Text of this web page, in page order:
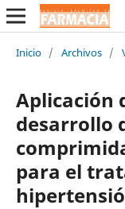
Inicio / Archivos /
Aplicación
desarrollo
para el